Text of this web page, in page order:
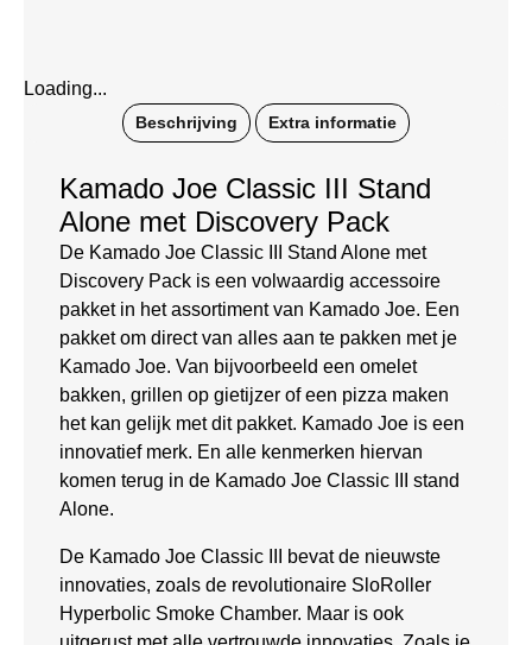
Loading...
Beschrijving Extra informatie
Kamado Joe Classic III Stand
Alone met Discovery Pack
De Kamado Joe Classic III Stand Alone met
Discovery Pack is een volwaardig accessoire
pakket in het assortiment van Kamado Joe. Een
pakket om direct van alles aan te pakken met je
Kamado Joe. Van bijvoorbeeld een omelet
bakken, grillen op gietijzer of een pizza maken
het kan gelijk met dit pakket. Kamado Joe is een
innovatief merk. En alle kenmerken hiervan
komen terug in de Kamado Joe Classic III stand
Alone.
De Kamado Joe Classic III bevat de nieuwste
innovaties, zoals de revolutionaire SloRoller
Hyperbolic Smoke Chamber. Maar is ook